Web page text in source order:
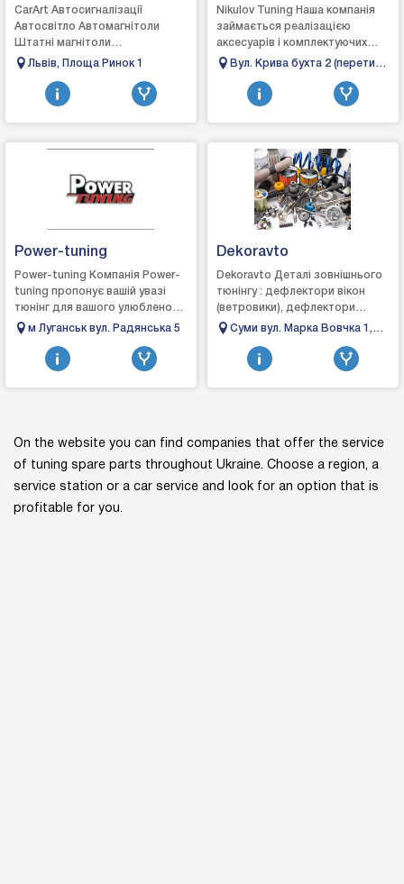
CarArt Автосигналізації
Автосвітло Автомагнітоли
Штатні магнітоли
Автоакустика Естрадна
Підсилювачі Шумоізоляція
Аксесуари АВТО...
Львів, Площа Ринок 1
Nikulov Tuning Наша компанія
займається реалізацією
аксесуарів і комплектуючих
для тюнінга і стайлінгу
мікроавтобусів. У на...
Вул. Крива бухта 2 (перетин
вул. Грязнова з Набережної
автомагістраллю)
Power-tuning
Power-tuning Компанія Power-
tuning пропонує вашій увазі
тюнінг для вашого улюбленого
АВТО! Наша компанія може
багатьох ...
м Луганськ вул. Радянська 5
Dekoravto
Dekoravto Деталі зовнішнього
тюнінгу : дефлектори вікон
(ветровики), дефлектори
капота (мухобойки), козирки,
хром...
Суми вул. Марка Вовчка 1,
офіс 35
On the website you can find companies that offer the service
of tuning spare parts throughout Ukraine. Choose a region, a
service station or a car service and look for an option that is
profitable for you.